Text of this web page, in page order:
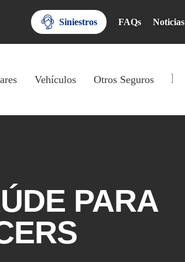
Siniestros FAQs Noticias
Vehículos Otros Seguros
PARA